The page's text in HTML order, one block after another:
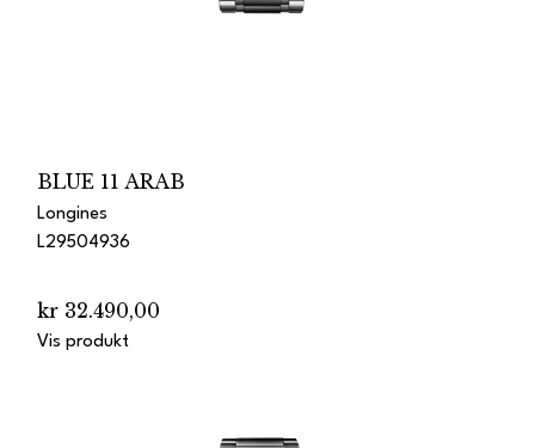
BLUE 11 ARAB
Longines
L29504936
kr 32.490,00
Vis produkt